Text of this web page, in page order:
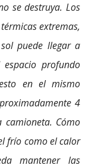
se destruya. Los
extremas,
puede llegar a
profundo
en el mismo
4
Cómo
frío como el calor
mantener las